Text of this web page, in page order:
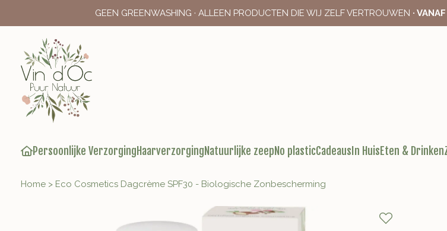
GEEN GREENWASHING · ALLEEN PRODUCTEN DIE WIJ ZELF VERTROUWEN ·
Persoonlijke VerzorgingHaarverzorgingNatuurlijke zeepNo plasticCadeaus In HuisEten & Drinken
Home > Eco Cosmetics Dagcrème SPF30 - Biologische Zonbescherming